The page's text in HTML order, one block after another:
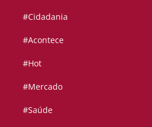
#Cidadania
#Acontece
#Hot
#Mercado
#Saúde